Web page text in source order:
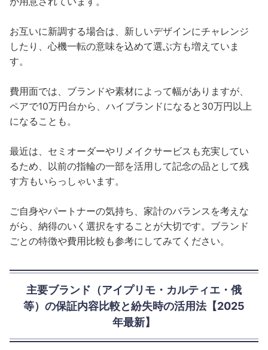
お互いに新調する場合は、新しいデザインにチャレンジ
したり、心機一転の意味を込めて選ぶ方も増えていま
す。
費用面では、ブランドや素材によって幅がありますが、
ペアで10万円台から、ハイブランドになると30万円以上
になることも。
最近は、セミオーダーやリメイクサービスも充実してい
るため、以前の指輪の一部を活用して記念の品として残
す方もいらっしゃいます。
ご自身やパートナーの気持ち、家計のバランスを考えな
がら、納得のいく選択をすることが大切です。ブランド
ごとの特徴や費用比較も参考にしてみてください。
主要ブランド（アイプリモ・カルティエ・俄
等）の保証内容比較と紛失時の活用法【2025
年最新】